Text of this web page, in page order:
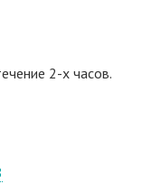
2-х часов.